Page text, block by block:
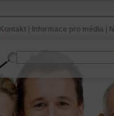
Kontakt Informace pro média